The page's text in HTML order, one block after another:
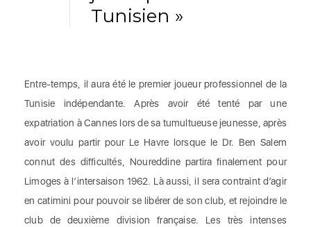
Tunisien »
Entre-temps, il aura été le premier joueur professionnel de la
Tunisie indépendante. Après avoir été tenté par une
expatriation à Cannes lors de sa tumultueuse jeunesse, après
avoir voulu partir pour Le Havre lorsque le Dr. Ben Salem
connut des difficultés, Noureddine partira finalement pour
Limoges à l’intersaison 1962. Là aussi, il sera contraint d’agir
en catimini pour pouvoir se libérer de son club, et rejoindre le
club de deuxième division française. Les très intenses